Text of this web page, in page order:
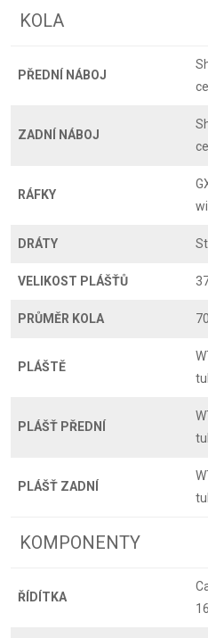
KOLA
PŘEDNÍ NÁBOJ
ZADNÍ NÁBOJ
RÁFKY
DRÁTY
VELIKOST PLÁŠŤŮ
PRŮMĚR KOLA
PLÁŠTĚ
PLÁŠŤ PŘEDNÍ
PLÁŠŤ ZADNÍ
KOMPONENTY
ŘÍDÍTKA